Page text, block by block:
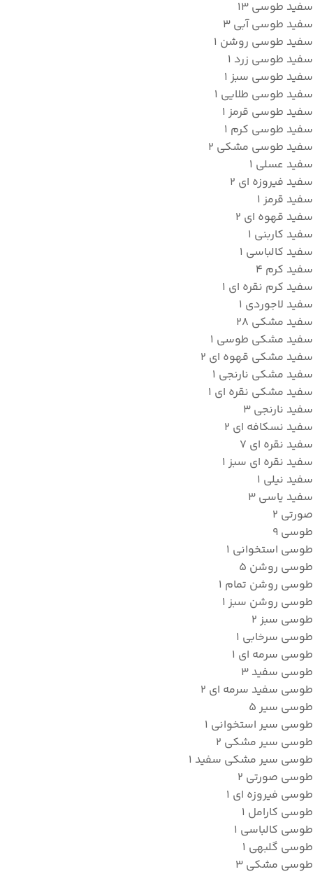
سفید طوسی 13
سفید طوسی آبی 3
سفید طوسی روشن 1
سفید طوسی زرد 1
سفید طوسی سبز 1
سفید طوسی طلایی 1
سفید طوسی قرمز 1
سفید طوسی کرم 1
سفید طوسی مشکی 2
سفید عسلی 1
سفید فیروزه ای 2
سفید قرمز 1
سفید قهوه ای 2
سفید کاربنی 1
سفید کالباسی 1
سفید کرم 4
سفید کرم نقره ای 1
سفید لاجوردی 1
سفید مشکی 28
سفید مشکی طوسی 1
سفید مشکی قهوه ای 2
سفید مشکی نارنجی 1
سفید مشکی نقره ای 1
سفید نارنجی 3
سفید نسکافه ای 2
سفید نقره ای 7
سفید نقره ای سبز 1
سفید نیلی 1
سفید یاسی 3
صورتی 2
طوسی 9
طوسی استخوانی 1
طوسی روشن 5
طوسی روشن تمام 1
طوسی روشن سبز 1
طوسی سبز 2
طوسی سرخابی 1
طوسی سرمه ای 1
طوسی سفید 3
طوسی سفید سرمه ای 2
طوسی سیر 5
طوسی سیر استخوانی 1
طوسی سیر مشکی 2
طوسی سیر مشکی سفید 1
طوسی صورتی 2
طوسی فیروزه ای 1
طوسی کارامل 1
طوسی کالباسی 1
طوسی گلبهی 1
طوسی مشکی 3